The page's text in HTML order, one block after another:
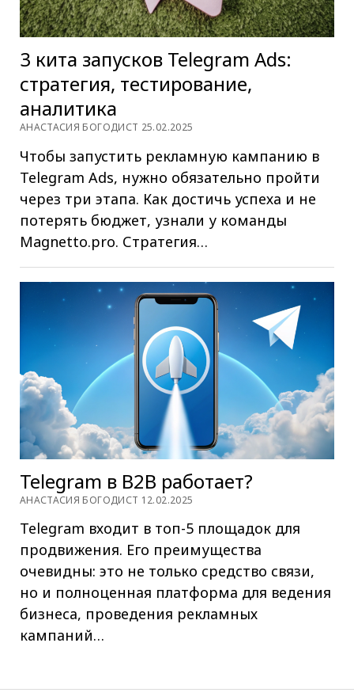
3 кита запусков Telegram Ads:
стратегия, тестирование,
аналитика
АНАСТАСИЯ БОГОДИСТ 25.02.2025
Чтобы запустить рекламную кампанию в
Telegram Ads, нужно обязательно пройти
через три этапа. Как достичь успеха и не
потерять бюджет, узнали у команды
Magnetto.pro. Стратегия…
Telegram в В2В работает?
АНАСТАСИЯ БОГОДИСТ 12.02.2025
Telegram входит в топ-5 площадок для
продвижения. Его преимущества
очевидны: это не только средство связи,
но и полноценная платформа для ведения
бизнеса, проведения рекламных
кампаний…